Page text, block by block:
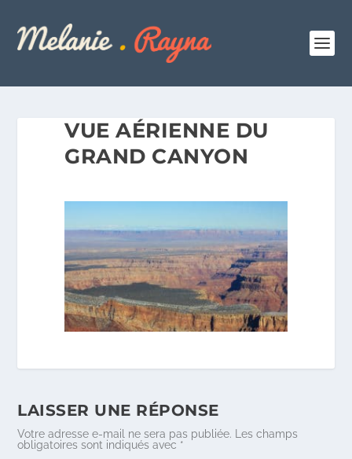
VUE AÉRIENNE DU
GRAND CANYON
LAISSER UNE RÉPONSE
Votre adresse e-mail ne sera pas publiée.
Les champs
obligatoires sont indiqués avec *